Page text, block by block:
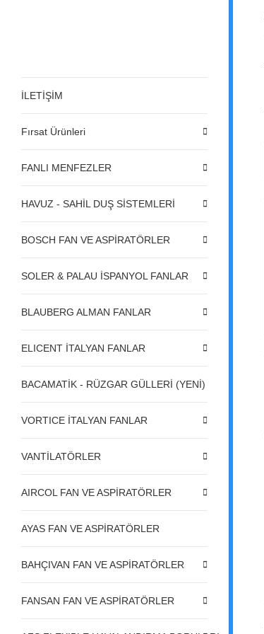
İLETİŞİM
Fırsat Ürünleri
FANLI MENFEZLER
HAVUZ - SAHİL DUŞ SİSTEMLERİ
BOSCH FAN VE ASPİRATÖRLER
SOLER & PALAU İSPANYOL FANLAR
BLAUBERG ALMAN FANLAR
ELICENT İTALYAN FANLAR
BACAMATİK - RÜZGAR GÜLLERİ (YENİ)
VORTICE İTALYAN FANLAR
VANTİLATÖRLER
AIRCOL FAN VE ASPİRATÖRLER
AYAS FAN VE ASPİRATÖRLER
BAHÇIVAN FAN VE ASPİRATÖRLER
FANSAN FAN VE ASPİRATÖRLER